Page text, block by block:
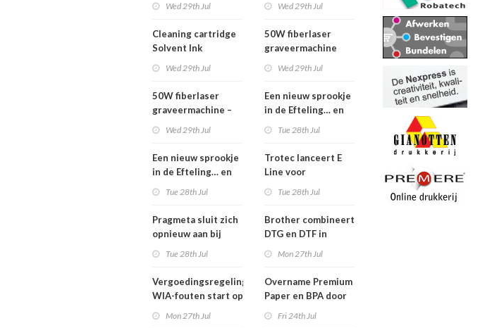
Wed 29th Jul
Cleaning cartridge
Solvent Ink
Wed 29th Jul
50W fiberlaser
graveermachine –
Wed 29th Jul
Een nieuw sprookje
in de Efteling… en
Tue 28th Jul
Pragmeta sluit zich
opnieuw aan bij
Tue 28th Jul
Vergoedingsregeling
WIA-fouten start op
Mon 27th Jul
Wed 29th Jul
50W fiberlaser
graveermachine
Wed 29th Jul
Een nieuw sprookje
in de Efteling… en
Tue 28th Jul
Trotec lanceert E
Line voor
sign en display
Tue 28th Jul
Brother combineert
DTG en DTF in
Mon 27th Jul
Overname Premium
Paper en BPA door
Fri 24th Jul